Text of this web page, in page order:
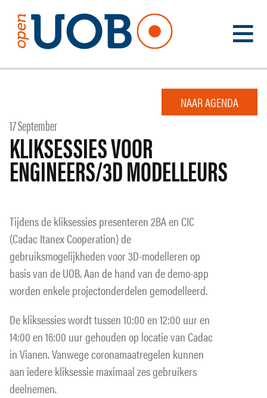
UOB
FAQ
AGENDA
TEST MEE
CONTACT
NAAR AGENDA
17 September
KLIKSESSIES VOOR
ENGINEERS/3D MODELLEURS
Tijdens de kliksessies presenteren 2BA en CIC
(Cadac Itanex Cooperation) de
gebruiksmogelijkheden voor 3D-modelleren op
basis van de UOB. Aan de hand van de demo-app
worden enkele projectonderdelen gemodelleerd.
De kliksessies wordt tussen 10:00 en 12:00 uur en
14:00 en 16:00 uur gehouden op locatie van Cadac
in Vianen. Vanwege coronamaatregelen kunnen
aan iedere kliksessie maximaal zes gebruikers
deelnemen.